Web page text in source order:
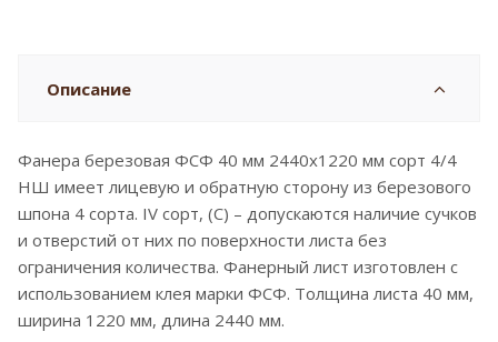
Описание
Фанера березовая ФСФ 40 мм 2440x1220 мм сорт 4/4
НШ имеет лицевую и обратную сторону из березового
шпона 4 сорта. IV сорт, (C) – допускаются наличие сучков
и отверстий от них по поверхности листа без
ограничения количества. Фанерный лист изготовлен с
использованием клея марки ФСФ. Толщина листа 40 мм,
ширина 1220 мм, длина 2440 мм.